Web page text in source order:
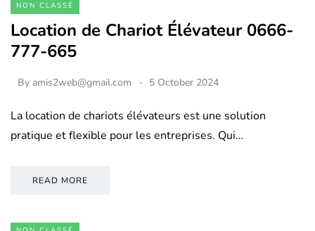
NON CLASSÉ
Location de Chariot Élévateur 0666-
777-665
By amis2web@gmail.com 5 October 2024
La location de chariots élévateurs est une solution
pratique et flexible pour les entreprises. Qui…
READ MORE